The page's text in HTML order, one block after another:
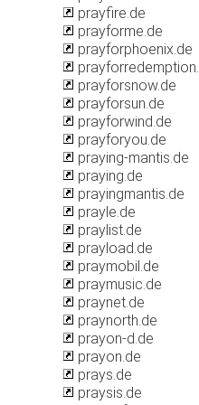
prayfire.de
prayforme.de
prayforphoenix.de
prayforsnow.de
prayforsun.de
prayforwind.de
prayforyou.de
praying-mantis.de
praying.de
prayingmantis.de
prayle.de
praylist.de
prayload.de
praymobil.de
praymusic.de
praynet.de
praynorth.de
prayon-d.de
prayon.de
prays.de
praysis.de